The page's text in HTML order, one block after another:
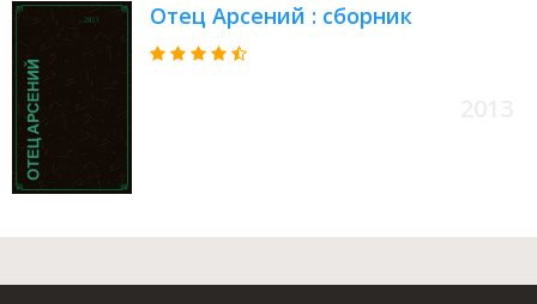
Отец Арсений : сборник